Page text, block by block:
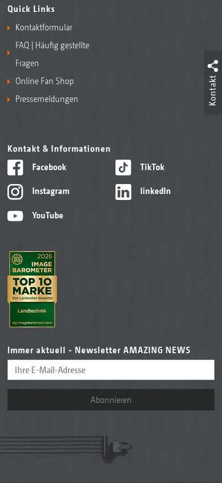
Quick Links
Kontaktformular
FAQ | Häufig gestellte
Fragen
Online Fan Shop
Pressemeldungen
Kontakt & Informationen
Facebook
Instagram
YouTube
TikTok
linkedIn
Immer aktuell - Newsletter AMAZING NEWS
Abonnieren
Kontakt